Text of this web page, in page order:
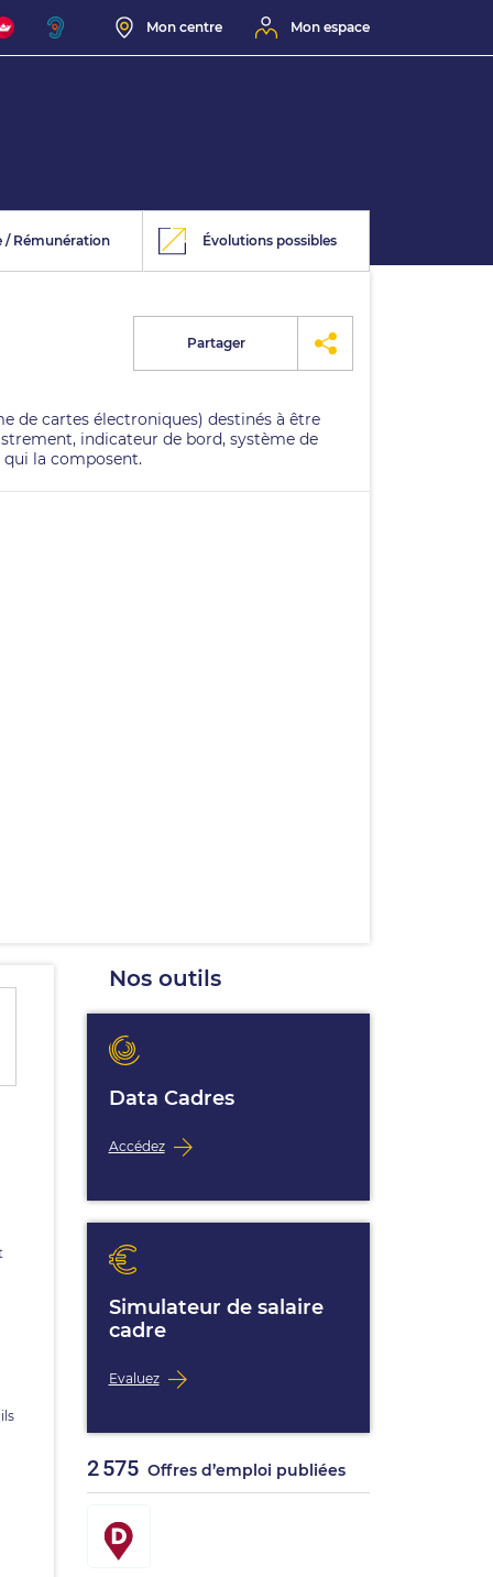
Mon centre Mon espace
/ Rémunération Évolutions possibles
Partager
de cartes électroniques) destinés à être
indicateur de bord, système de
la composent.
Nos outils
Data Cadres
Accédez
Simulateur de salaire
cadre
Evaluez
2 575 Offres d’emploi publiées